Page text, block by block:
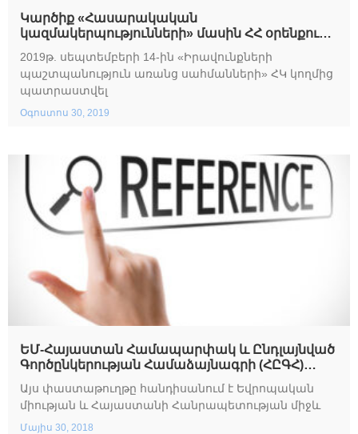
Կարծիք «Հասարակական
կազմակերպությունների» մասին ՀՀ օրենքում
մասին օրենքի նախագծի վերաբերյալ
Օգոստոս 30, 2019
2019թ. սեպտեմբերի 14-ին «Իրավունքների
պաշտպանություն առանց սահմանների» ՀԿ կողմից
պատրաստվել
ԵՄ-Հայաստան Համապարփակ և Ընդլայնված
Գործընկերության Համաձայնագրի (ՀԸԳՀ)
Մայիս 30, 2018
Այս փաստաթուղթը հանդիսանում է Եվրոպական
միության և Հայաստանի Հանրապետության միջև